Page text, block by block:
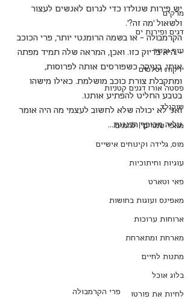
מרקים
דגים ופירות ים
עוף ובשר
ירקות וסלטים
פסטה אורז דגנים קטניות
שוקולד
מאפי שמרים | לחמים
מוס, גלידה וקינוחים אישיים
עוגיות וחיתוכיות
פאי וטארט
מאפינס ועוגות בחושות
ארוחות ערוכות
מארחת ומתארחת
מתנות לחיים
בלוג אוכל
לחיות את פורטו
יש פירות שנולדו כדי לגרום לאנשים לעצור
ולשאול 'מה זה?'.
הקרמבולה — או בשמה הרומנטי יותר, פרי הכוכב
— היא בדיוק כזו. ואכן, המראה שלה תמיד מפתה
אותי, בעיקר כשפורסים אותה לפרוסות,
ומתקבלת צורת כוכב מושלמת. כאילו מישהו
בטבע החליט להפתיע אותנו.
ואני לא יכולה שלא לחשוב לעצמי מה היה אומר
עליה מכופף הבננות...
פרי הקרמבולה